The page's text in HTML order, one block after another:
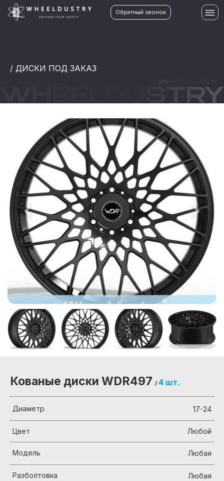
Обратный звонок
/ ДИСКИ ПОД ЗАКАЗ
Кованые диски WDR497 / 4 шт.
Диаметр 17-24
Цвет Любой
Модель Любая
Разболтовка Любая